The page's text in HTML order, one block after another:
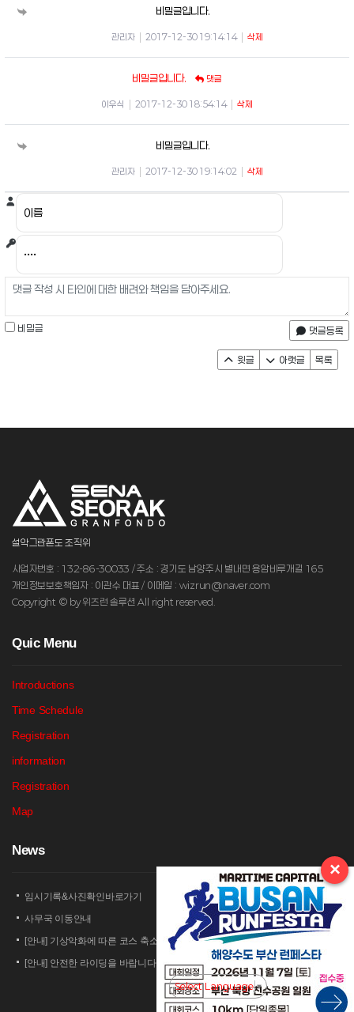
Select Language ▼
비밀글입니다.
관리자 2017-12-30 19:14:14 삭제
비밀글입니다. 댓글
이우식 2017-12-30 18:54:14 삭제
비밀글입니다.
관리자 2017-12-30 19:14:02 삭제
비밀글 댓글등록
윗글 아랫글 목록
설악그란폰도 조직위
사업자번호 : 132-86-30033 / 주소 : 경기도 남양주시 별내면 용암비루개길 165
개인정보보호책임자 : 이관수 대표 / 이메일 : wizrun@naver.com
Copyright © by 위즈런 솔루션 All right reserved.
Quic Menu
Introductions
Time Schedule
Registration
information
Registration
Map
News
임시기록&사진확인바로가기
사무국 이동안내
[안내] 기상악화에 따른 코스 축소 운영 안내
[안내] 안전한 라이딩을 바랍니다
[안내] 상남 부녀회 김밥 단체주문 및 먹거리 부스 운영 안내
2026 세나 설악그란폰도 보험 가입 안내
×